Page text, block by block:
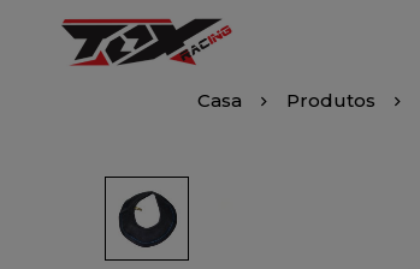
Casa Produtos